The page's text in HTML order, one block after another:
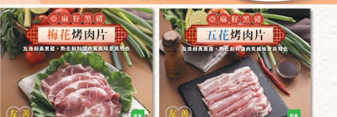
照顧家人期間，八成的民眾曾因陪病照顧影響工作，需請假、減少
，約佔七成；主要照顧者每天平均照顧時間長達12個小時，近半
分別失去自己的生活、工作與照顧難以兼顧，以及經濟困難。